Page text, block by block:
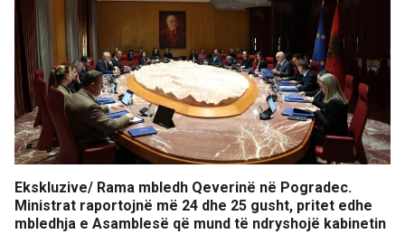
Ekskluzive/ Rama mbledh Qeverinë në Pogradec.
Ministrat raportojnë më 24 dhe 25 gusht, pritet edhe
mbledhja e Asamblesë që mund të ndryshojë kabinetin